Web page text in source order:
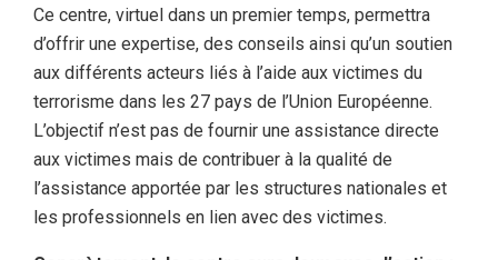
Ce centre, virtuel dans un premier temps, permettra
d’offrir une expertise, des conseils ainsi qu’un soutien
aux différents acteurs liés à l’aide aux victimes du
terrorisme dans les 27 pays de l’Union Européenne.
L’objectif n’est pas de fournir une assistance directe
aux victimes mais de contribuer à la qualité de
l’assistance apportée par les structures nationales et
les professionnels en lien avec des victimes.